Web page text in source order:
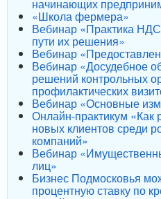
начинающих
«Школа фермера»
Вебинар «Практика
пути их решения»
Вебинар
Вебинар «Досудебное
решений контрольных
профилактических
Вебинар «Основные
Онлайн-практикум «Как
новых клиентов среди
компаний»
Вебинар
лиц»
Бизнес Подмосковья
процентную ставку по